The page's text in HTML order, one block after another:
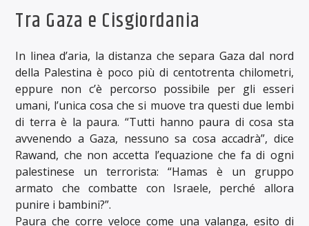
Tra Gaza e Cisgiordania
In linea d’aria, la distanza che separa Gaza dal nord
della Palestina è poco più di centotrenta chilometri,
eppure non c’è percorso possibile per gli esseri
umani, l’unica cosa che si muove tra questi due lembi
di terra è la paura. “Tutti hanno paura di cosa sta
avvenendo a Gaza, nessuno sa cosa accadrà”, dice
Rawand, che non accetta l’equazione che fa di ogni
palestinese un terrorista: “Hamas è un gruppo
armato che combatte con Israele, perché allora
punire i bambini?”.
Paura che corre veloce come una valanga, esito di